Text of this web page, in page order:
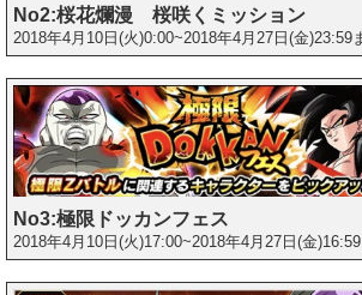
No2:桜花爛漫 桜咲くミッション
2018年4月10日(火)0:00~2018年4月27日(金)23:59
No3:極限ドッカンフェス
2018年4月10日(火)17:00~2018年4月27日(金